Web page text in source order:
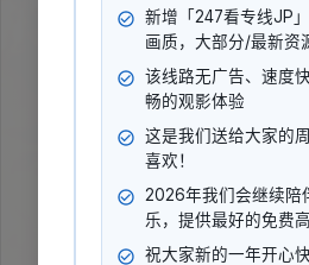
下巨额赌债，面临无法继续读书的困
育老师，试图挽回兰迪。与此同时，
释的灵异事件，一行人
导演:
吴宗宪
演员:
吴宗宪
立即播
新增「247看专线JP
画质，大部分/最新资
该线路无广告、速度
畅的观影体验
这是我们送给大家的
喜欢！
2026年我们会继续陪
乐，提供最好的免费
祝大家新的一年开心